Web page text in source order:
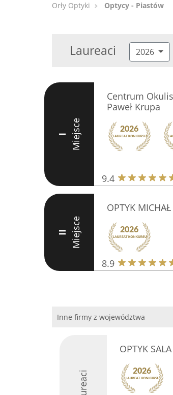
Orły Optyki Optycy - Piastów
Laureaci 2026
I Miejsce
Centrum
Paweł Krupa
9.4
II Miejsce
OPTYK
8.9
Inne firmy z województwa
Laureaci
OPTYK SALA